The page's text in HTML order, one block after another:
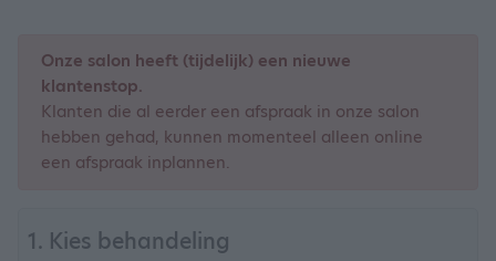
Onze salon heeft (tijdelijk) een nieuwe
klantenstop.
Klanten die al eerder een afspraak in onze salon
hebben gehad, kunnen momenteel alleen online
een afspraak inplannen.
1. Kies behandeling